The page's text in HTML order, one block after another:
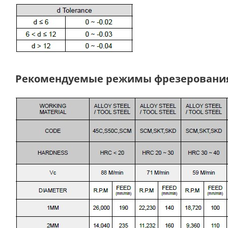
Рекомендуемые режимы